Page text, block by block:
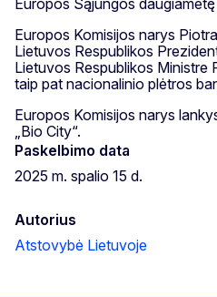
Europos Komisijos narys
Lietuvos Respublikos
Lietuvos Respublikos Ministre
taip pat nacionalinio plėtros
Europos Komisijos narys
„Bio City“.
Paskelbimo data
2025 m. spalio 15 d.
Autorius
Atstovybė Lietuvoje